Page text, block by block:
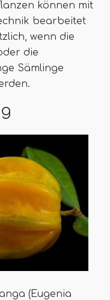
können mit
bearbeitet
wenn die
die
Sämlinge
(Eugenia